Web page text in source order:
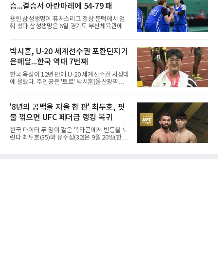
일본
이 19점을 올리는 등 삼각편대의 고른 활약이 승
리를 이끌었다.경복고는 경기 초반부터 박지오
와 김호원의 내·외곽포가 고르게 터지며 주도권
을 잡았다. 전반을 40-34로 앞선 경복고는 후반
다.B조에서는 용산고가 안양고를 98-71로 꺾고
대회 2연승을 달렸다.한편 남중
승...결승서 아란마레에 54-79 패
용인 삼성생명이 퓨처스리그 정상 문턱에서 멈
춰 섰다.삼성생명은 6일 경기도 부천체육관에서
서 일본여자프로농구 2부 리그 아란마레에 54-
79로 졌다. 이다연이 14점을 넣었으나 20점 9리
바운드를 기록한 바이 쿰바 디야산을 앞세운 상
대를 넘지 못했다.이번 대회에 처음 출전한 아란
마레는 조별리그부터 결승까지 6전 전승을 거뒀
고, 디야산이 최우수선수(MVP)로 뽑혔다.
박시훈, U-20 세계선수권 포환던지기
은메달...한국 역대 7번째
한국 육상이 12년 만에 U-20 세계선수권 시상대
에 올랐다. 주인공은 '토르' 박시훈(울산광역시)
진 헤이워드 필드에서 열린 세계육상연맹(WA)
20세 이하 세계선수권 남자 포환던지기 결선에
서 20.31ｍ를 던져 2위에 올랐다. 우승자 알레산
드로 보르헤스(브라질)와는 4㎝ 차이였다.기록
의 의미는 크다. 1986년 시작된 이 대회에서 한
국이 따낸 메달은 은 1개와 동 5개뿐이다. 1992
년 이진일(800ｍ)의 은메달 이후 박재홍, 박재
'8년의 공백을 지울 한 판' 최두호, 핏
불 꺾으면 UFC 페더급 랭킹 복귀
한국 파이터 두 명이 같은 옥타곤에서 반등을 노
린다.최두호(35)와 유주상(32)은 9월 20일(한국